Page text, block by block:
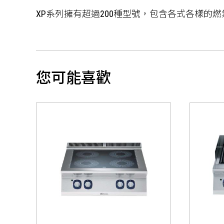
XP系列擁有超過200種型號，包含各式各樣的
您可能喜歡